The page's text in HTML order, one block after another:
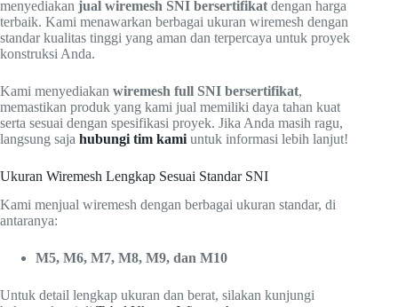
menyediakan jual wiremesh SNI bersertifikat dengan harga
terbaik. Kami menawarkan berbagai ukuran wiremesh dengan
standar kualitas tinggi yang aman dan terpercaya untuk proyek
konstruksi Anda.
Kami menyediakan wiremesh full SNI bersertifikat,
memastikan produk yang kami jual memiliki daya tahan kuat
serta sesuai dengan spesifikasi proyek. Jika Anda masih ragu,
langsung saja hubungi tim kami untuk informasi lebih lanjut!
Ukuran Wiremesh Lengkap Sesuai Standar SNI
Kami menjual wiremesh dengan berbagai ukuran standar, di
antaranya:
M5, M6, M7, M8, M9, dan M10
Untuk detail lengkap ukuran dan berat, silakan kunjungi